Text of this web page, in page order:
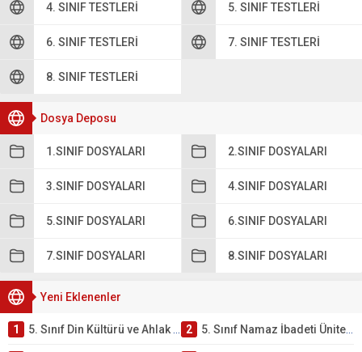
4. SINIF TESTLERI 5. SINIF TESTLERI
6. SINIF TESTLERI 7. SINIF TESTLERI
8. SINIF TESTLERI
Dosya Deposu
1.SINIF DOSYALARI 2.SINIF DOSYALARI
3.SINIF DOSYALARI 4.SINIF DOSYALARI
5.SINIF DOSYALARI 6.SINIF DOSYALARI
7.SINIF DOSYALARI 8.SINIF DOSYALARI
Yeni Eklenenler
1 5. Sınıf Din Kültürü ve Ahlak Bilgisi 2. Ünite: Namaz İbadeti Çalışmaları 2 5. Sınıf Namaz İbadeti Ünite Testi – Online Çöz